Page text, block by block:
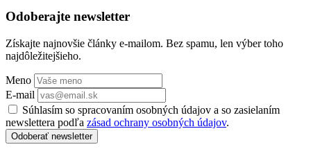
Odoberajte newsletter
Získajte najnovšie články e-mailom. Bez spamu, len výber toho
najdôležitejšieho.
Meno
E-mail
Súhlasím so spracovaním osobných údajov a so zasielaním
newslettera podľa zásad ochrany osobných údajov.
Odoberať newsletter